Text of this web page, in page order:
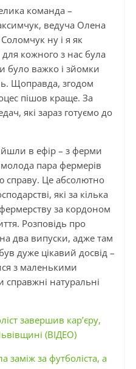
команда –
ведуча Олена
ну і я як
кожного з нас була
було важко і зйомки
Щоправда, згодом
пішов краще. За
які зараз готуємо до
в ефір – з ферми
пара фермерів
справу. Це абсолютно
які за кілька
за кордоном
Розповідь про
два випуски, адже там
дуже цікавий досвід –
з маленькими
справжні натуральні
завершив кар’єру,
(ВІДЕО)
заміж за футболіста, а